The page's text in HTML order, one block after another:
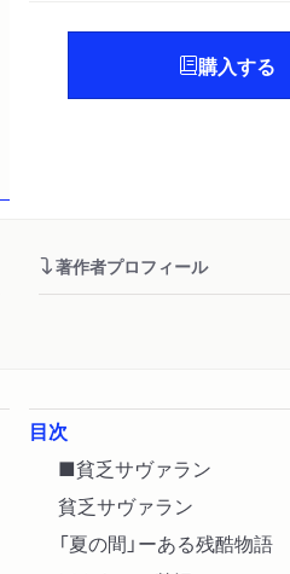
購入する
著作者プロフィール
目次
■貧乏サヴァラン
貧乏サヴァラン
「夏の間」ーある残酷物語